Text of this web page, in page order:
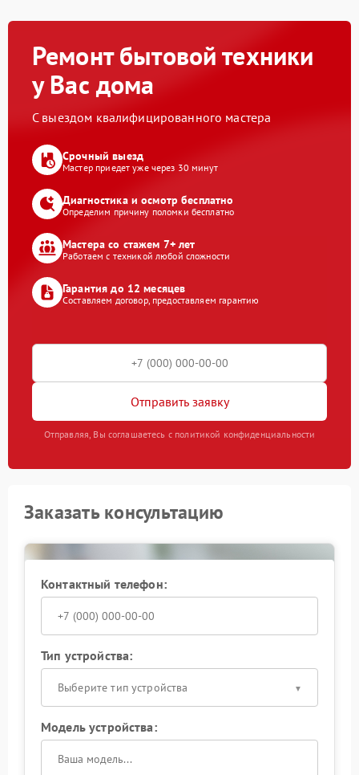
Ремонт бытовой техники
у Вас дома
С выездом квалифицированного мастера
Срочный выезд
Мастер приедет уже через 30 минут
Диагностика и осмотр бесплатно
Определим причину поломки бесплатно
Мастера со стажем 7+ лет
Работаем с техникой любой сложности
Гарантия до 12 месяцев
Составляем договор, предоставляем гарантию
Отправить заявку
Отправляя, Вы соглашаетесь с политикой конфиденциальности
Заказать консультацию
Контактный телефон:
Тип устройства:
Выберите тип устройства
Модель устройства: